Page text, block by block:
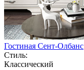
Гостиная Сент-Олбанс
Стиль:
Классический